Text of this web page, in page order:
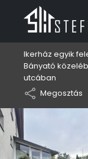
Ikerház egyik
Bányató
utcában
Megosztás